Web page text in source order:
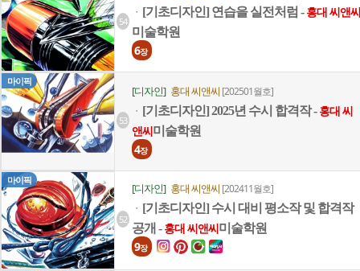
54
ㆍ [기초디자인] 연습을 실전처럼 - 홍대 씨앤씨
미술학원
6장
마이픽
53
[디자인] 홍대 씨앤씨 [202501월호]
ㆍ [기초디자인] 2025년 수시 합격작 - 홍대 씨
앤씨 미술학원
4장
마이픽
52
[디자인] 홍대 씨앤씨 [202411월호]
ㆍ [기초디자인] 수시 대비 평소작 및 합격작
공개 - 홍대 씨앤씨 미술학원
9장